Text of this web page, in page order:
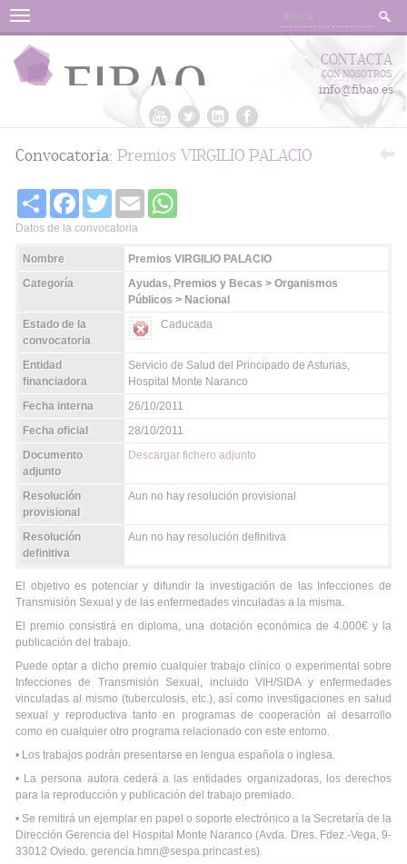
Menu
CONTACTA
CON NOSOTROS
info@fibao.es
Convocatoria: Premios VIRGILIO PALACIO
Share FacebookTwitter Email
Datos de la convocatoria
Nombre
Premios VIRGILIO PALACIO
Categoría
Ayudas, Premios y Becas > Organismos
Públicos > Nacional
Estado de la
convocatoria
Caducada
Entidad
financiadora
Servicio de Salud del Principado de Asturias,
Hospital Monte Naranco
Fecha interna
26/10/2011
Fecha oficial
28/10/2011
Documento
adjunto
Descargar fichero adjunto
Resolución
provisional
Aun no hay resolución provisional
Resolución
definitiva
Aun no hay resolución definitiva
El objetivo es potenciar y difundir la investigación de las Infecciones de
Transmisión Sexual y de las enfermedades vinculadas a la misma.
El premio consistirá en diploma, una dotación económica de 4.000€ y la
publicación del trabajo.
Puede optar a dicho premio cualquier trabajo clínico o experimental sobre
Infecciones de Transmisión Sexual, incluido VIH/SIDA y enfermedades
vinculadas al mismo (tuberculosis, etc.), así como investigaciones en salud
sexual y reproductiva tanto en programas de cooperación al desarrollo
como en cualquier otro programa relacionado con este entorno.
• Los trabajos podrán presentarse en lengua española o inglesa.
• La persona autora cederá a las entidades organizadoras, los derechos
para la reproducción y publicación del trabajo premiado.
• Se remitirá un ejemplar en papel o soporte electrónico a la Secretaría de la
Dirección Gerencia del Hospital Monte Naranco (Avda. Dres. Fdez.-Vega, 9-
33012 Oviedo. gerencia.hmn@sespa.princast.es).